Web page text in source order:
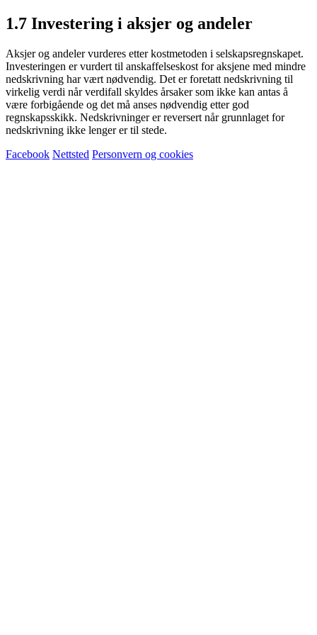
1.7 Investering i aksjer og andeler
Aksjer og andeler vurderes etter kostmetoden i selskapsregnskapet.
Investeringen er vurdert til anskaffelseskost for aksjene med mindre
nedskrivning har vært nødvendig. Det er foretatt nedskrivning til
virkelig verdi når verdifall skyldes årsaker som ikke kan antas å
være forbigående og det må anses nødvendig etter god
regnskapsskikk. Nedskrivninger er reversert når grunnlaget for
nedskrivning ikke lenger er til stede.
Facebook Nettsted Personvern og cookies